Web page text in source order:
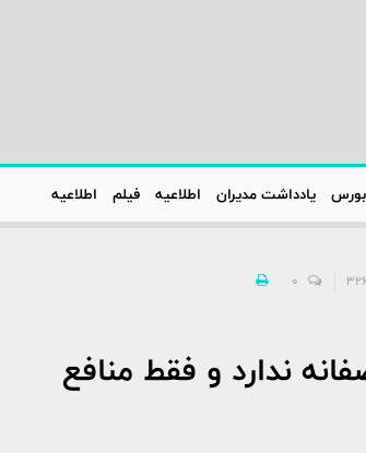
بورس یادداشت مدیران اطلاعیه‌ فیلم اطلاعیه‌
0
ندارد و فقط منافع